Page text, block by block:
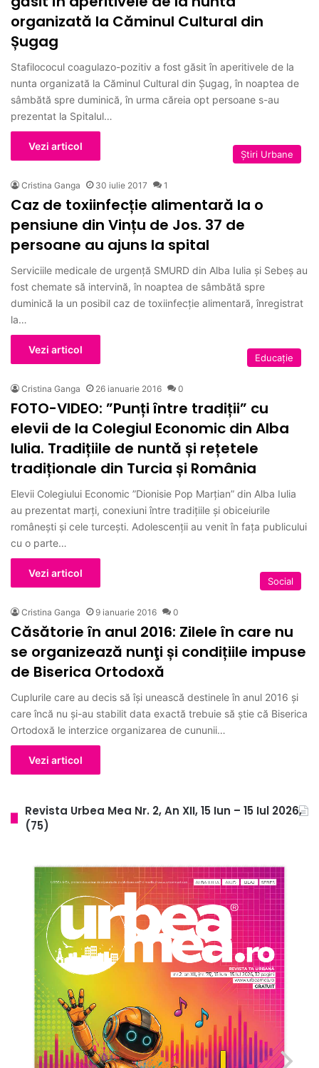
organizată la Căminul Cultural din
Șugag
Stafilococul coagulazo-pozitiv a fost găsit în aperitivele de la
nunta organizată la Căminul Cultural din Șugag, în noaptea de
sâmbătă spre duminică, în urma căreia opt persoane s-au
prezentat la Spitalul…
Vezi articol
Ştiri Urbane
Cristina Ganga 30 iulie 2017 1
Caz de toxiinfecție alimentară la o
pensiune din Vințu de Jos. 37 de
persoane au ajuns la spital
Serviciile medicale de urgență SMURD din Alba Iulia și Sebeș au
fost chemate să intervină, în noaptea de sâmbătă spre
duminică la un posibil caz de toxiinfecție alimentară, înregistrat
la…
Vezi articol
Educație
Cristina Ganga 26 ianuarie 2016 0
FOTO-VIDEO: ”Punți între tradiții” cu
elevii de la Colegiul Economic din Alba
Iulia. Tradițiile de nuntă și rețetele
tradiționale din Turcia și România
Elevii Colegiului Economic ”Dionisie Pop Marțian” din Alba Iulia
au prezentat marți, conexiuni între tradițiile și obiceiurile
românești și cele turcești. Adolescenții au venit în fața publicului
cu o parte…
Vezi articol
Social
Cristina Ganga 9 ianuarie 2016 0
Căsătorie în anul 2016: Zilele în care nu
se organizează nunţi și condițiile impuse
de Biserica Ortodoxă
Cuplurile care au decis să își unească destinele în anul 2016 și
care încă nu și-au stabilit data exactă trebuie să știe că Biserica
Ortodoxă le interzice organizarea de cununii…
Vezi articol
Revista Urbea Mea Nr. 2, An XII, 15 Iun – 15 Iul 2026,
(75)